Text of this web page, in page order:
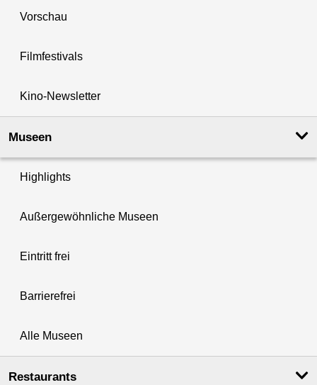
Vorschau
Filmfestivals
Kino-Newsletter
Museen
Highlights
Außergewöhnliche Museen
Eintritt frei
Barrierefrei
Alle Museen
Restaurants